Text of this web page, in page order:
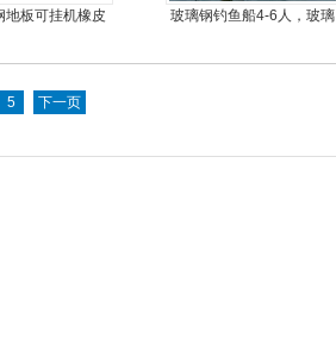
地板可挂机橡皮
玻璃钢钓鱼船4-6人，玻璃
5 下一页